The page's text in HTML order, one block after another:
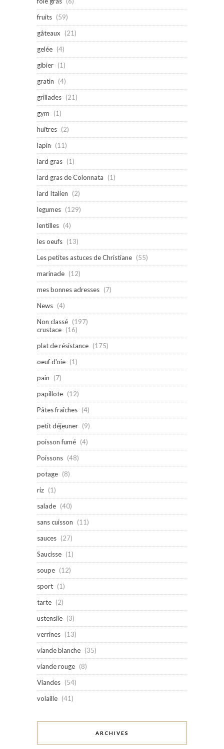
fruits (59)
gâteaux
(21)
gelée (4)
gibier (1)
gratin
(4)
grillades (21)
gym
(1)
huîtres (2)
lapin
(11)
lard gras (1)
lard gras de Colonnata
(1)
lard Italien
(2)
legumes (129)
lentilles (4)
les oeufs (13)
Les petites astuces de Christiane (55)
marinade (12)
mes bonnes adresses (7)
News (4)
Non classé (197)
crustace (16)
plat de résistance (175)
oeuf d'oie (1)
pain
(7)
papillote (12)
Pâtes fraîches (4)
petit déjeuner (9)
poisson fumé (4)
Poissons (48)
potage (8)
riz (1)
salade (40)
sans cuisson
(11)
sauces (27)
Saucisse (1)
soupe (12)
sport (1)
tarte (2)
ustensile (3)
verrines (13)
viande blanche (35)
viande rouge (8)
Viandes (54)
volaille (41)
ARCHIVES